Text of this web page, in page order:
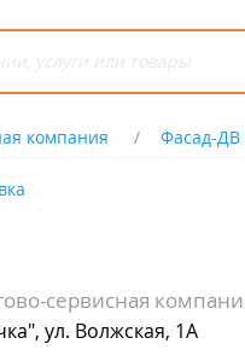
компания Фасад-ДВ
сервисная
ул. Волжская, 1А